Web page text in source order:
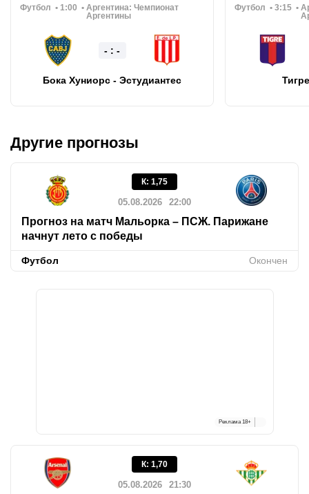
Футбол 1:00 Аргентина: Чемпионат
Аргентины
- : -
Бока Хуниорс - Эстудиантес
Футбол 3:15
Другие прогнозы
К: 1,75
05.08.2026 22:00
Прогноз на матч Мальорка – ПСЖ. Парижане
начнут лето с победы
Футбол Окончен
Реклама 18+
К: 1,70
05.08.2026 21:30